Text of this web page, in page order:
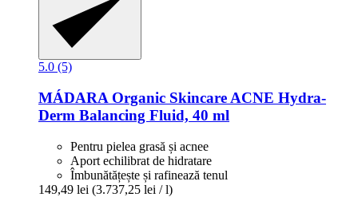
5.0 (5)
MÁDARA Organic Skincare ACNE Hydra-​
Derm Balancing Fluid, 40 ml
Pentru pielea grasă și acnee
Aport echilibrat de hidratare
Îmbunătățește și rafinează tenul
149,49 lei (3.737,25 lei / l)